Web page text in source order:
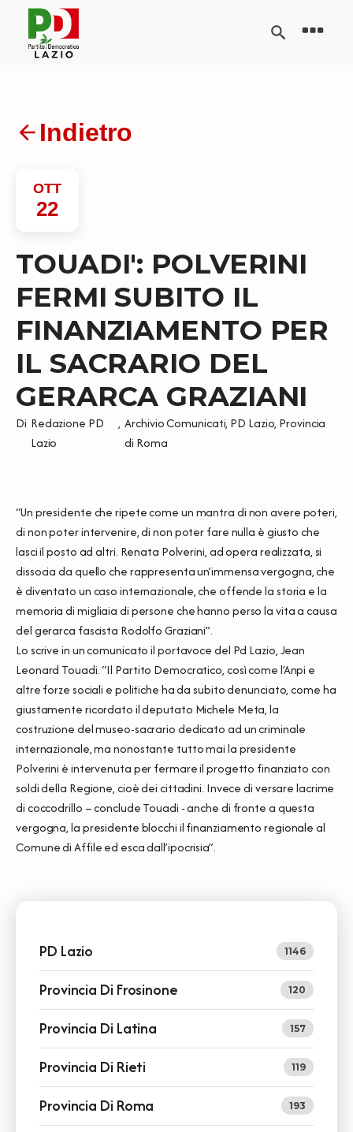
Indietro
OTT
22
TOUADI': POLVERINI
FERMI SUBITO IL
FINANZIAMENTO PER
IL SACRARIO DEL
GERARCA GRAZIANI
Di Redazione PD
Lazio
, Archivio Comunicati, PD Lazio, Provincia
di Roma
“Un presidente che ripete come un mantra di non avere poteri,
di non poter intervenire, di non poter fare nulla è giusto che
lasci il posto ad altri. Renata Polverini, ad opera realizzata, si
dissocia da quello che rappresenta un’immensa vergogna, che
è diventato un caso internazionale, che offende la storia e la
memoria di migliaia di persone che hanno perso la vita a causa
del gerarca fascista Rodolfo Graziani”.
Lo scrive in un comunicato il portavoce del Pd Lazio, Jean
Leonard Touadi. “Il Partito Democratico, così come l’Anpi e
altre forze sociali e politiche ha da subito denunciato, come ha
giustamente ricordato il deputato Michele Meta, la
costruzione del museo-sacrario dedicato ad un criminale
internazionale, ma nonostante tutto mai la presidente
Polverini è intervenuta per fermare il progetto finanziato con
soldi della Regione, cioè dei cittadini. Invece di versare lacrime
di coccodrillo – conclude Touadi - anche di fronte a questa
vergogna, la presidente blocchi il finanziamento regionale al
Comune di Affile ed esca dall’ipocrisia”.
PD Lazio 1146
Provincia Di Frosinone 120
Provincia Di Latina 157
Provincia Di Rieti 119
Provincia Di Roma 193